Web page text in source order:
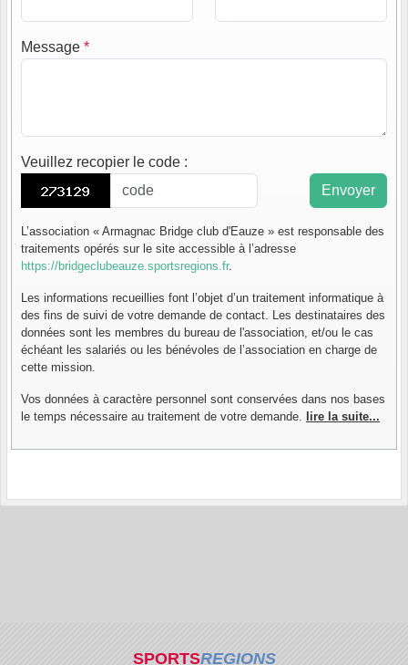
Message *
Veuillez recopier le code :
Envoyer
L’association « Armagnac Bridge club d'Eauze » est responsable des
traitements opérés sur le site accessible à l’adresse
https://bridgeclubeauze.sportsregions.fr.
Les informations recueillies font l’objet d’un traitement informatique à
des fins de suivi de votre demande de contact. Les destinataires des
données sont les membres du bureau de l'association, et/ou le cas
échéant les salariés ou les bénévoles de l’association en charge de
cette mission.
Vos données à caractère personnel sont conservées dans nos bases
le temps nécessaire au traitement de votre demande. lire la suite...
SPORTSREGIONS